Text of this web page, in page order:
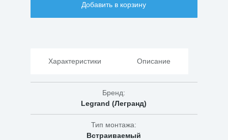
электрическая
с
Добавить в корзину
Характеристики Описание
Бренд:
Legrand (Легранд)
Тип монтажа:
Встраиваемый